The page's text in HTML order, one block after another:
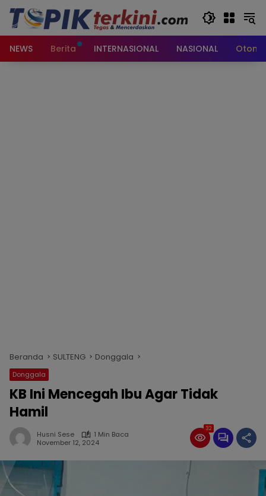
Langsung
konten
NEWS
Berita INTERNASIONAL NASIONAL
Beranda SULTENG Donggala
Donggala
KB Ini Mencegah Ibu Agar Tidak
Hamil
Husni Sese
1 Min Baca
November 12, 2024
32